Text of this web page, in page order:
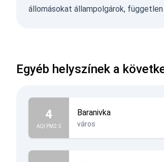
állomásokat állampolgárok,
Egyéb helyszínek a
4
AQI PM2.5
Baranivka
város